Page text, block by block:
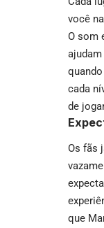
você
O som
cada
de
Os fãs
que